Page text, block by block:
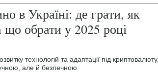
в Україні: де грати, як
що обрати у 2025 році
технологій та адаптації під криптовалюту,
але й безпечною.